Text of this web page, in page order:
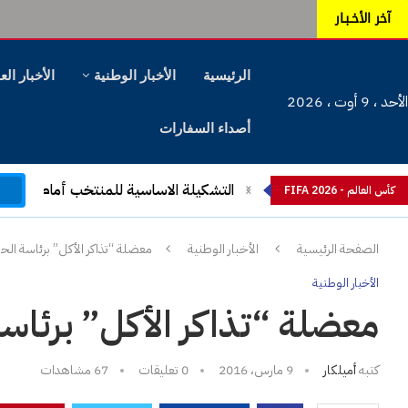
آخر الأخـبـار
الأحد ، 9 أوت ، 2026
الرئيسية الأخبار الوطنية الأخبار
أصداء السفارات
كأس العالم - FIFA 2026 بعد الهزيمة المذلة أمام السويد:
الصفحة الرئيسية الأخبار الوطنية معضلة “تذاكر الأكل” برئاسة
الأخبار الوطنية
معضلة “تذاكر الأكل”
كتبهأميلكار 9 مارس، 2016 0 تعليقات 67 مشاهدات